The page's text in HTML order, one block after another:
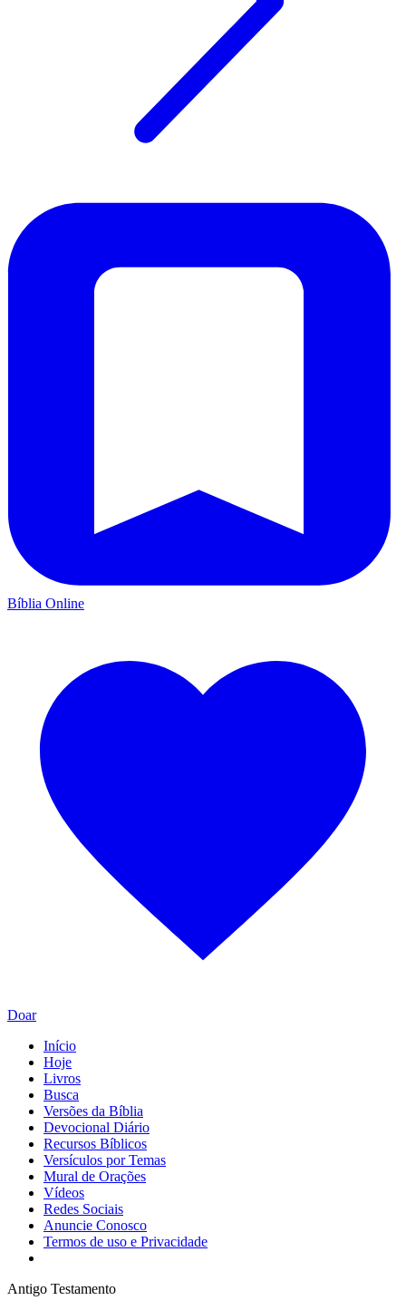
Bíblia Online
Doar
Início
Hoje
Livros
Busca
Versões da Bíblia
Devocional Diário
Recursos Bíblicos
Versículos por Temas
Mural de Orações
Vídeos
Redes Sociais
Anuncie Conosco
Termos de uso e Privacidade
Antigo Testamento